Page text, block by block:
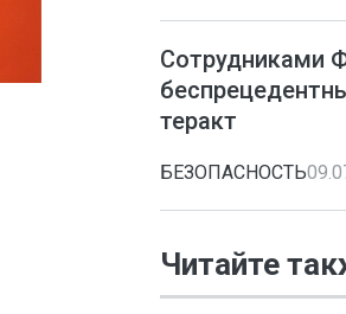
Сотрудниками
теракт
БЕЗОПАСНОСТЬ
Читайте